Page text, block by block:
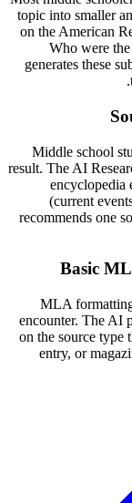
topic into smaller
on the American
Who were
generates these
Middle school
result. The AI
encyclopedia
(current
recommends one
Basic
MLA
encounter. The AI
on the source type
entry, or